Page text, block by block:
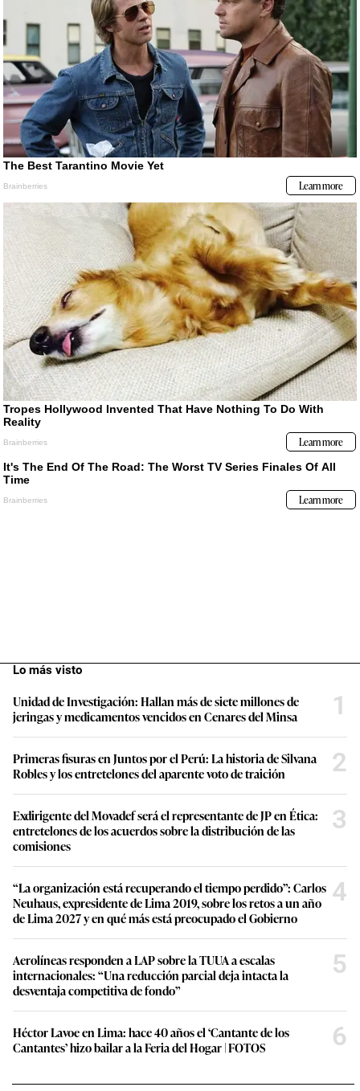
Lo más visto
Unidad de Investigación: Hallan más de siete millones de
jeringas y medicamentos vencidos en Cenares del Minsa
1
Primeras fisuras en Juntos por el Perú: La historia de Silvana
Robles y los entretelones del aparente voto de traición
2
Exdirigente del Movadef será el representante de JP en Ética:
entretelones de los acuerdos sobre la distribución de las
comisiones
3
“La organización está recuperando el tiempo perdido”: Carlos
Neuhaus, expresidente de Lima 2019, sobre los retos a un año
de Lima 2027 y en qué más está preocupado el Gobierno
4
Aerolíneas responden a LAP sobre la TUUA a escalas
internacionales: “Una reducción parcial deja intacta la
desventaja competitiva de fondo”
5
Héctor Lavoe en Lima: hace 40 años el ‘Cantante de los
Cantantes’ hizo bailar a la Feria del Hogar | FOTOS
6